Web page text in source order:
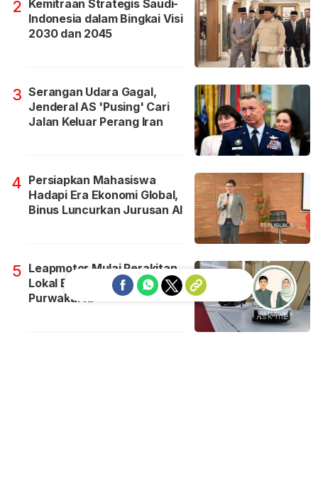
2 Kemitraan Strategis Saudi-
Indonesia dalam Bingkai Visi
2030 dan 2045
3 Serangan Udara Gagal,
Jenderal AS 'Pusing' Cari
Jalan Keluar Perang Iran
4 Persiapkan Mahasiswa
Hadapi Era Ekonomi Global,
Binus Luncurkan Jurusan AI
5 Leapmotor Mulai Perakitan
Lokal B10 dan C10 di
Purwakarta
Ask me!